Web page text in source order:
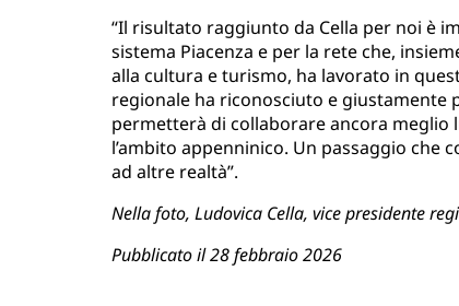
“Il risultato raggiunto da Cella per noi è
sistema Piacenza e per la rete che,
alla cultura e turismo, ha lavorato in
regionale ha riconosciuto e giustamente
permetterà di collaborare ancora meglio
l’ambito appenninico. Un passaggio
ad altre realtà”.
Nella foto, Ludovica Cella, vice presidente
Pubblicato il 28 febbraio 2026